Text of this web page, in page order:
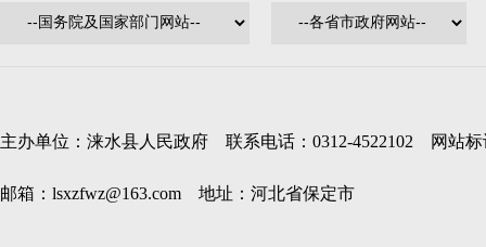
主办单位：涞水县人民政府 联系电话：0312-4522102 网站标
邮箱：lsxzfwz@163.com 地址：河北省保定市